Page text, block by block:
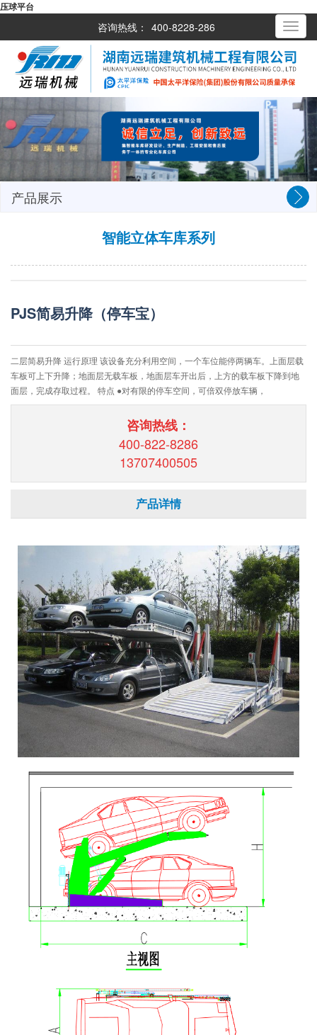
压球平台
咨询热线： 400-8228-286
产品展示
智能立体车库系列
PJS简易升降（停车宝）
二层简易升降 运行原理 该设备充分利用空间，一个车位能停两辆车。上面层载
车板可上下升降；地面层无载车板，地面层车开出后，上方的载车板下降到地
面层，完成存取过程。 特点 ●对有限的停车空间，可倍双停放车辆，
咨询热线：
400-822-8286
13707400505
产品详情
Toggle